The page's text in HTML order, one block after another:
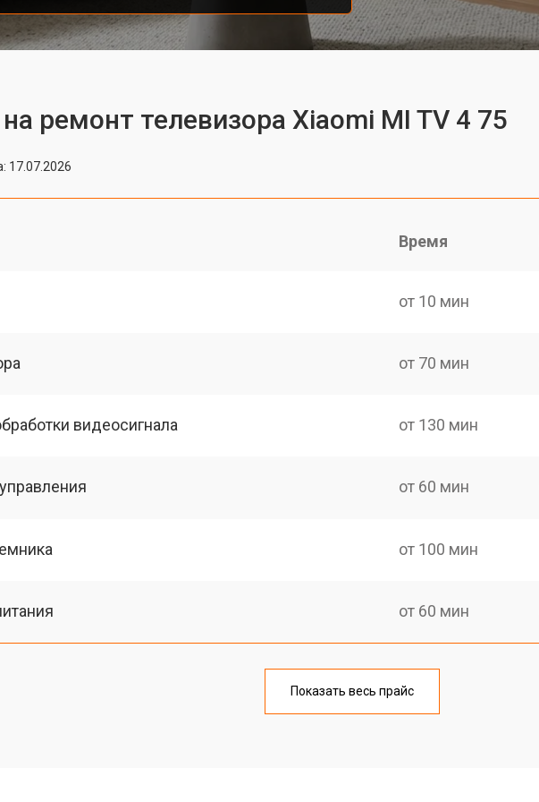
ремонт телевизора Xiaomi MI TV 4 75
17.07.2026
Время
от 10 мин
от 70 мин
видеосигнала от 130 мин
от 60 мин
от 100 мин
от 60 мин
от 90 мин
Показать весь прайс